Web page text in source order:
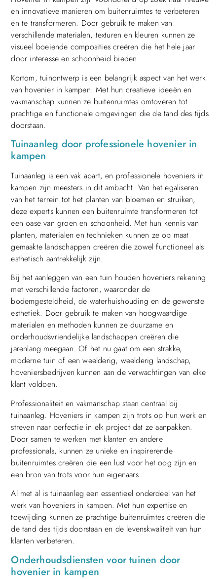
en innovatieve manieren om buitenruimtes te verbeteren
en te transformeren. Door gebruik te maken van
verschillende materialen, texturen en kleuren kunnen ze
visueel boeiende composities creëren die het hele jaar
door interesse en schoonheid bieden.
Kortom, tuinontwerp is een belangrijk aspect van het werk
van hovenier in kampen. Met hun creatieve ideeën en
vakmanschap kunnen ze buitenruimtes omtoveren tot
prachtige en functionele omgevingen die de tand des tijds
doorstaan.
Tuinaanleg door professionele hovenier in
kampen
Tuinaanleg is een vak apart, en professionele hoveniers in
kampen zijn meesters in dit ambacht. Van het egaliseren
van het terrein tot het planten van bloemen en struiken,
deze experts kunnen een buitenruimte transformeren tot
een oase van groen en schoonheid. Met hun kennis van
planten, materialen en technieken kunnen ze op maat
gemaakte landschappen creëren die zowel functioneel als
esthetisch aantrekkelijk zijn.
Bij het aanleggen van een tuin houden hoveniers rekening
met verschillende factoren, waaronder de
bodemgesteldheid, de waterhuishouding en de gewenste
esthetiek. Door gebruik te maken van hoogwaardige
materialen en methoden kunnen ze duurzame en
onderhoudsvriendelijke landschappen creëren die
jarenlang meegaan. Of het nu gaat om een strakke,
moderne tuin of een weelderig, weelderig landschap,
hoveniersbedrijven kunnen aan de verwachtingen van elke
klant voldoen.
Professionaliteit en vakmanschap staan centraal bij
tuinaanleg. Hoveniers in kampen zijn trots op hun werk en
streven naar perfectie in elk project dat ze aanpakken.
Door samen te werken met klanten en andere
professionals, kunnen ze unieke en inspirerende
buitenruimtes creëren die een lust voor het oog zijn en
een bron van trots voor hun eigenaars.
Al met al is tuinaanleg een essentieel onderdeel van het
werk van hoveniers in kampen. Met hun expertise en
toewijding kunnen ze prachtige buitenruimtes creëren die
de tand des tijds doorstaan en de levenskwaliteit van hun
klanten verbeteren.
Onderhoudsdiensten voor tuinen door
hovenier in kampen